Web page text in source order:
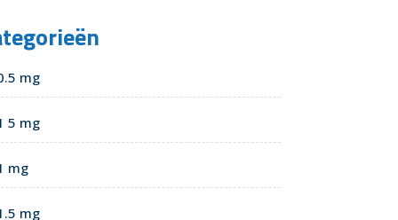
mg
5 mg
mg
mg